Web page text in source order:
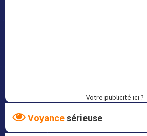
Votre publicité ici ?
Voyancesérieuse